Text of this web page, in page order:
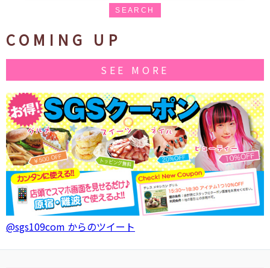
SEARCH
COMING UP
SEE MORE
@sgs109com からのツイート